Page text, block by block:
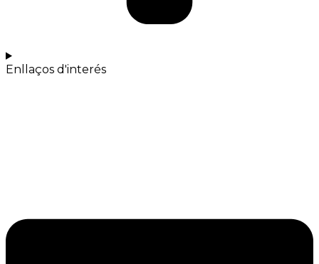
Enllaços d'interés